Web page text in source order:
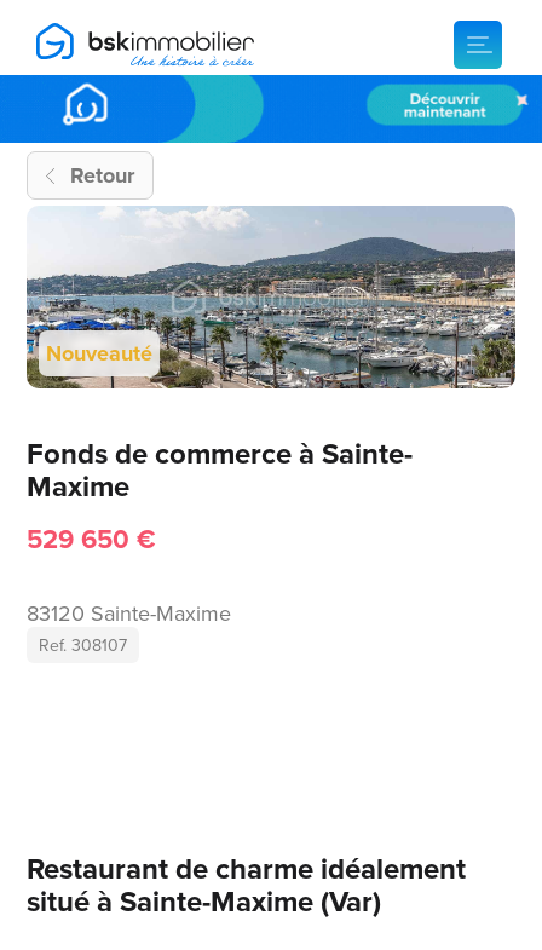
Retour
Nouveauté
Fonds de commerce à Sainte-
Maxime
529 650 €
83120 Sainte-Maxime
Ref. 308107
Restaurant de charme idéalement
situé à Sainte-Maxime (Var)